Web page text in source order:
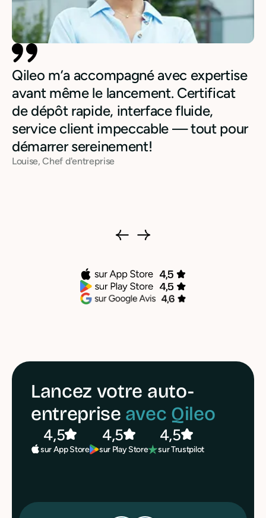
Qileo m’a accompagné avec expertise
avant même le lancement. Certificat
de dépôt rapide, interface fluide,
service client impeccable — tout pour
démarrer sereinement!
Louise, Chef d'entreprise
Lancez votre auto-
entreprise avec Qileo
4,5
sur App Store
4,5
sur Play Store
4,5
sur Trustpilot